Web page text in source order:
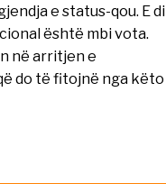
e status-qou. E di
është mbi vota.
në arritjen e
do të fitojnë nga këto